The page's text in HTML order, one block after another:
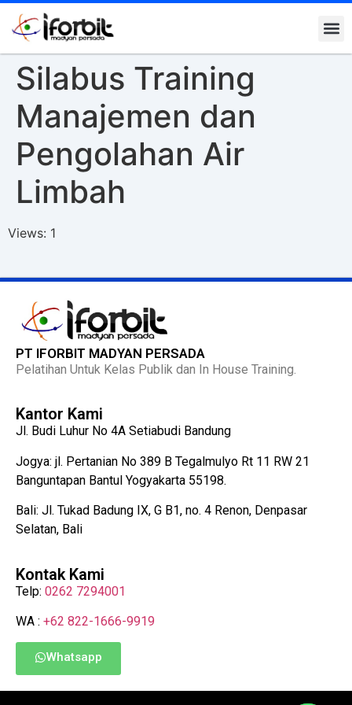
Silabus Training
Manajemen dan
Pengolahan Air
Limbah
Views: 1
PT IFORBIT MADYAN PERSADA
Pelatihan Untuk Kelas Publik dan In House Training.
Kantor Kami
Jl. Budi Luhur No 4A Setiabudi Bandung
Jogya: jl. Pertanian No 389 B Tegalmulyo Rt 11 RW 21
Banguntapan Bantul Yogyakarta 55198.
Bali: Jl. Tukad Badung IX, G B1, no. 4 Renon, Denpasar
Selatan, Bali
Kontak Kami
Telp: 0262 7294001
WA : +62 822-1666-9919
Whatsapp